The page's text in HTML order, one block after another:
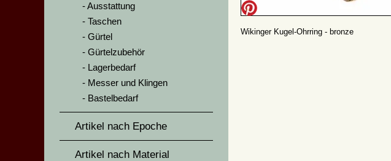
Ausstattung
Taschen
Gürtel
Gürtelzubehör
Lagerbedarf
Messer und Klingen
Bastelbedarf
Artikel nach Epoche
Artikel nach Material
Wikinger Kugel-Ohrring - bronze